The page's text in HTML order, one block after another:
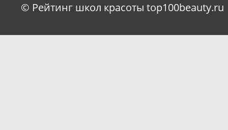
© Рейтинг школ красоты top100beauty.ru